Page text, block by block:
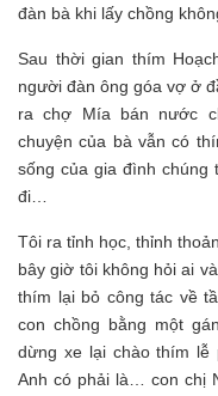
đàn bà khi lấy chồng
Sau thời gian thím
người đàn ông góa vợ ở
ra chợ Mía bán nước
chuyện của bà vẫn có
sống của gia đình chúng
đi…
Tôi ra tỉnh học, thỉnh
bây giờ tôi không hỏi ai
thím lại bỏ công tác về
con chồng bằng một
dừng xe lại chào thím lễ
Anh có phải là… con chị